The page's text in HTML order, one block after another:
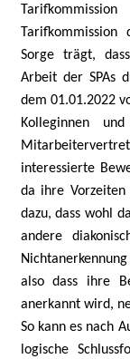
Tarifkommission
Sorge trägt,
Arbeit der SPAs
dem 01.01.2022
Kolleginnen
interessierte
da ihre
dazu, dass wohl
andere
also dass ihre
anerkannt wird,
So kann es nach
logische